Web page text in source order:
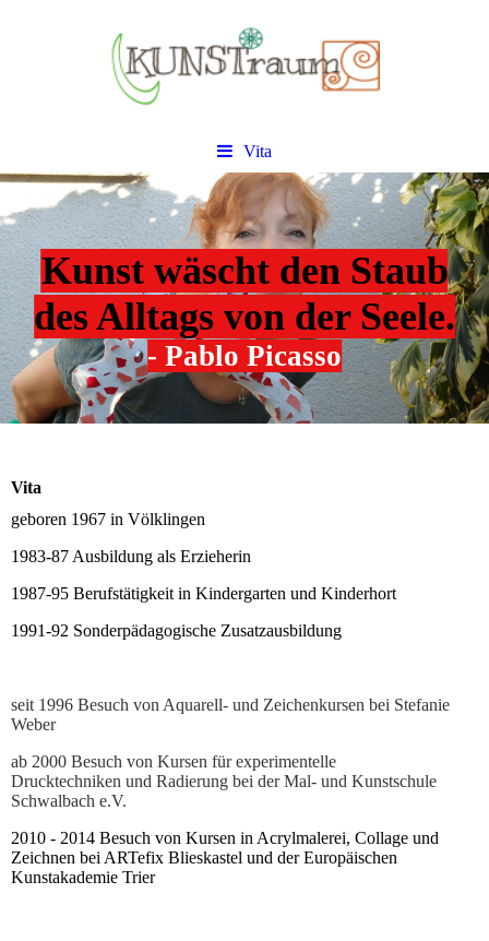
Vita
Kunst wäscht den Staub
des Alltags von der Seele.
- Pablo Picasso
Vita
geboren 1967 in Völklingen
1983-87 Ausbildung als Erzieherin
1987-95 Berufstätigkeit in Kindergarten und Kinderhort
1991-92 Sonderpädagogische Zusatzausbildung
seit 1996 Besuch von Aquarell- und Zeichenkursen bei Stefanie
Weber
ab 2000 Besuch von Kursen für experimentelle
Drucktechniken und Radierung bei der Mal- und Kunstschule
Schwalbach e.V.
2010 - 2014 Besuch von Kursen in Acrylmalerei, Collage und
Zeichnen bei ARTefix Blieskastel und der Europäischen
Kunstakademie Trier